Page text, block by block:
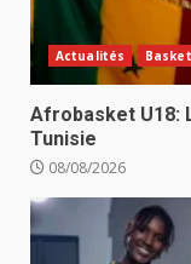
Actualités
Afrobasket U18:
Tunisie
08/08/2026